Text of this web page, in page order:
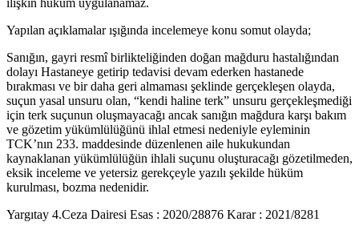
ilişkin hüküm uygulanamaz.
Yapılan açıklamalar ışığında incelemeye konu somut olayda;
Sanığın, gayri resmî birlikteliğinden doğan mağduru hastalığından
dolayı Hastaneye getirip tedavisi devam ederken hastanede
bırakması ve bir daha geri almaması şeklinde gerçekleşen olayda,
suçun yasal unsuru olan, “kendi haline terk” unsuru gerçekleşmediği
için terk suçunun oluşmayacağı ancak sanığın mağdura karşı bakım
ve gözetim yükümlülüğünü ihlal etmesi nedeniyle eyleminin
TCK’nın 233. maddesinde düzenlenen aile hukukundan
kaynaklanan yükümlülüğün ihlali suçunu oluşturacağı gözetilmeden,
eksik inceleme ve yetersiz gerekçeyle yazılı şekilde hüküm
kurulması, bozma nedenidir.
Yargıtay 4.Ceza Dairesi Esas : 2020/28876 Karar : 2021/8281